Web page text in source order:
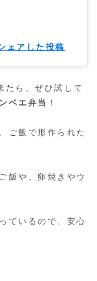
アした投稿
たら、ぜひ試して
ベエ弁当 ！
ご飯で形作られた
飯や、卵焼きやウ
ているので、安心